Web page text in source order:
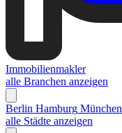
Immobilienmakler
alle Branchen anzeigen
Berlin Hamburg München
alle Städte anzeigen